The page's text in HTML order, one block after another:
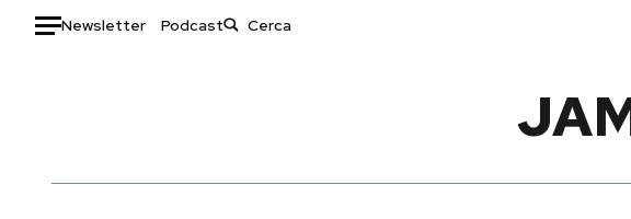
Newsletter Podcast
Italia
Moda